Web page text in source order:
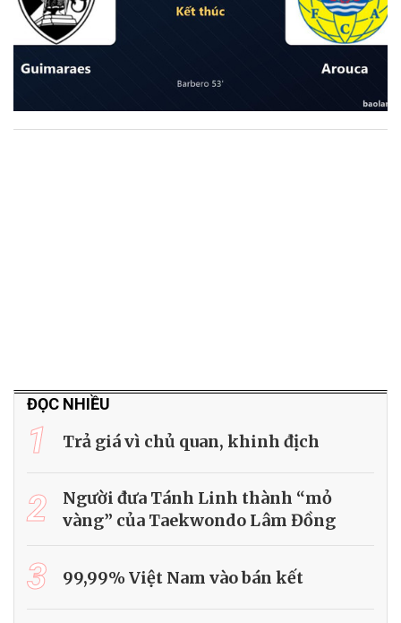
ĐỌC NHIỀU
1 Trả giá vì chủ quan, khinh địch
2
Người đưa Tánh Linh thành “mỏ
vàng” của Taekwondo Lâm Đồng
3 99,99% Việt Nam vào bán kết